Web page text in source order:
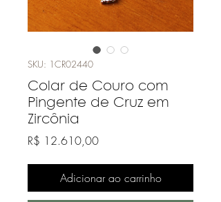
SKU: 1CR02440
Colar de Couro com
Pingente de Cruz em
Zircônia
R$ 12.610,00Preço
Adicionar ao carrinho